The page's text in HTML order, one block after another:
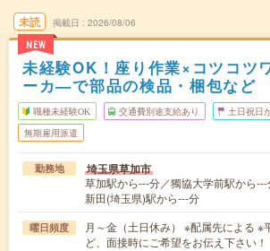
未読
NEW
掲載日 2026/08/06
未経験OK！座り作業×コツコツ
ーカ―で部品の検品・梱包など
職種未経験OK 交通費別途支給あり 土日祝日
無期雇用派遣
勤務地 埼玉県草加市
草加駅から---分／獨協大学前駅から
新田(埼玉県)駅から---分
曜日頻度
月～金（土日休み） ※配属先による ※
ど、面接時にご希望をお伝え下さい！